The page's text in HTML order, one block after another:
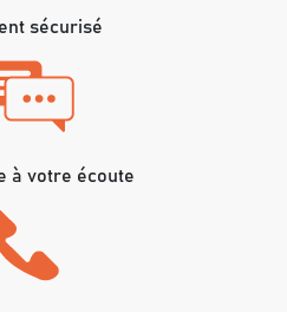
sécurisé
à votre écoute